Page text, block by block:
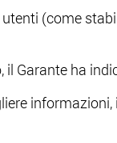
(come
il Garante ha